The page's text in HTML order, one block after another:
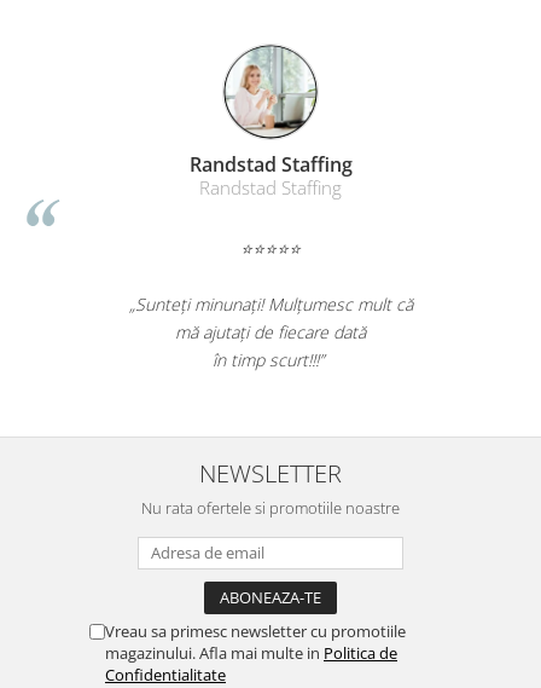
Incarcatoare cu fir si auto
Ceasuri smart - Smartwatch
Baterii externe - Powerbanks
Accesorii localizare (FindMy)
Cartuse, tonere, consumabile PC
ergonomice
Suporturi si huse telefoane &
Periferice PC si accesorii
Boxe portabile
Randstad Staffing
Randstad Staffing
⭐⭐⭐⭐⭐
„Sunteți minunați! Mulțumesc mult că
mă ajutați de fiecare dată
în timp scurt!!!”
NEWSLETTER
Nu rata ofertele si promotiile noastre
Vreau sa primesc newsletter cu promotiile
magazinului. Afla mai multe in Politica de
Confidentialitate